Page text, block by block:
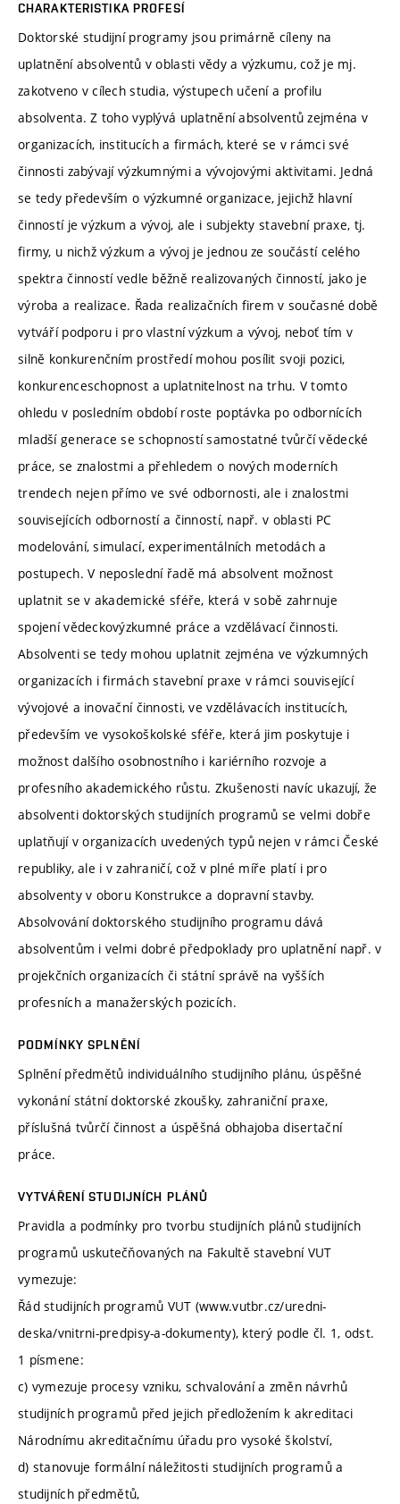
CHARAKTERISTIKA PROFESÍ
Doktorské studijní programy jsou primárně cíleny na
uplatnění absolventů v oblasti vědy a výzkumu, což je mj.
zakotveno v cílech studia, výstupech učení a profilu
absolventa. Z toho vyplývá uplatnění absolventů zejména v
organizacích, institucích a firmách, které se v rámci své
činnosti zabývají výzkumnými a vývojovými aktivitami. Jedná
se tedy především o výzkumné organizace, jejichž hlavní
činností je výzkum a vývoj, ale i subjekty stavební praxe, tj.
firmy, u nichž výzkum a vývoj je jednou ze součástí celého
spektra činností vedle běžně realizovaných činností, jako je
výroba a realizace. Řada realizačních firem v současné době
vytváří podporu i pro vlastní výzkum a vývoj, neboť tím v
silně konkurenčním prostředí mohou posílit svoji pozici,
konkurenceschopnost a uplatnitelnost na trhu. V tomto
ohledu v posledním období roste poptávka po odbornících
mladší generace se schopností samostatné tvůrčí vědecké
práce, se znalostmi a přehledem o nových moderních
trendech nejen přímo ve své odbornosti, ale i znalostmi
souvisejících odborností a činností, např. v oblasti PC
modelování, simulací, experimentálních metodách a
postupech. V neposlední řadě má absolvent možnost
uplatnit se v akademické sféře, která v sobě zahrnuje
spojení vědeckovýzkumné práce a vzdělávací činnosti.
Absolventi se tedy mohou uplatnit zejména ve výzkumných
organizacích i firmách stavební praxe v rámci související
vývojové a inovační činnosti, ve vzdělávacích institucích,
především ve vysokoškolské sféře, která jim poskytuje i
možnost dalšího osobnostního i kariérního rozvoje a
profesního akademického růstu. Zkušenosti navíc ukazují, že
absolventi doktorských studijních programů se velmi dobře
uplatňují v organizacích uvedených typů nejen v rámci České
republiky, ale i v zahraničí, což v plné míře platí i pro
absolventy v oboru Konstrukce a dopravní stavby.
Absolvování doktorského studijního programu dává
absolventům i velmi dobré předpoklady pro uplatnění např. v
projekčních organizacích či státní správě na vyšších
profesních a manažerských pozicích.
PODMÍNKY SPLNĚNÍ
Splnění předmětů individuálního studijního plánu, úspěšné
vykonání státní doktorské zkoušky, zahraniční praxe,
příslušná tvůrčí činnost a úspěšná obhajoba disertační
práce.
VYTVÁŘENÍ STUDIJNÍCH PLÁNŮ
Pravidla a podmínky pro tvorbu studijních plánů studijních
programů uskutečňovaných na Fakultě stavební VUT
vymezuje:
Řád studijních programů VUT (www.vutbr.cz/uredni-
deska/vnitrni-predpisy-a-dokumenty), který podle čl. 1, odst.
1 písmene:
c) vymezuje procesy vzniku, schvalování a změn návrhů
studijních programů před jejich předložením k akreditaci
Národnímu akreditačnímu úřadu pro vysoké školství,
d) stanovuje formální náležitosti studijních programů a
studijních předmětů,